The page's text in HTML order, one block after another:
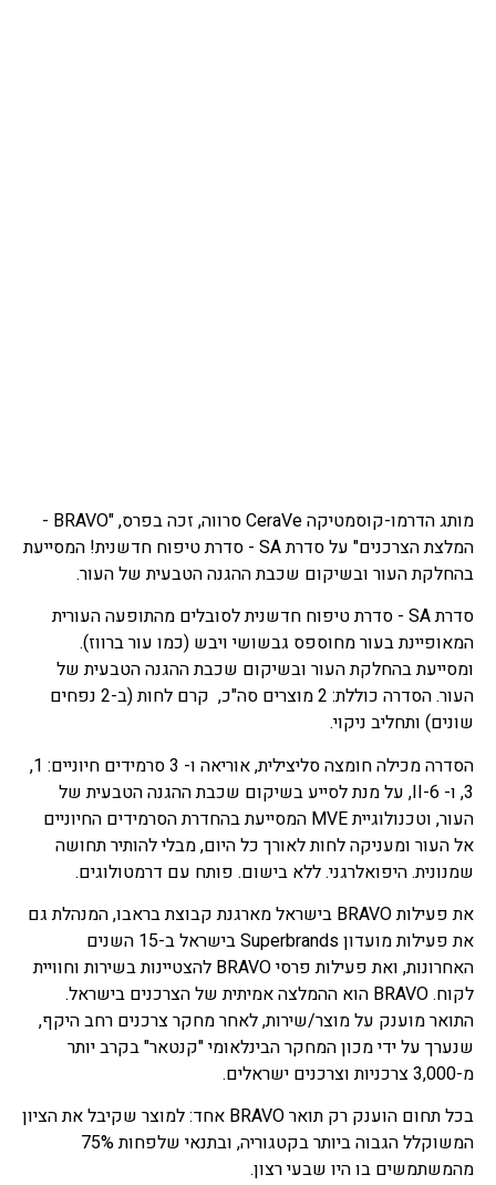
מותג הדרמו-קוסמטיקה CeraVe סרווה, זכה בפרס, "BRAVO -
המלצת הצרכנים" על סדרת SA - סדרת טיפוח חדשנית! המסייעת
בהחלקת העור ובשיקום שכבת ההגנה הטבעית של העור.
סדרת SA - סדרת טיפוח חדשנית לסובלים מהתופעה העורית
המאופיינת בעור מחוספס גבשושי ויבש (כמו עור ברווז).
ומסייעת בהחלקת העור ובשיקום שכבת ההגנה הטבעית של
העור. הסדרה כוללת: 2 מוצרים סה"כ, קרם לחות (ב-2 נפחים
שונים) ותחליב ניקוי.
הסדרה מכילה חומצה סליצילית, אוריאה ו- 3 סרמידים חיוניים: 1,
3, ו- 6-II, על מנת לסייע בשיקום שכבת ההגנה הטבעית של
העור, וטכנולוגיית MVE המסייעת בהחדרת הסרמידים החיוניים
אל העור ומעניקה לחות לאורך כל היום, מבלי להותיר תחושה
שמנונית. היפואלרגני. ללא בישום. פותח עם דרמטולוגים.
את פעילות BRAVO בישראל מארגנת קבוצת בראבו, המנהלת גם
את פעילות מועדון Superbrands בישראל ב-15 השנים
האחרונות, ואת פעילות פרסי BRAVO להצטיינות בשירות וחוויית
לקוח. BRAVO הוא ההמלצה אמיתית של הצרכנים בישראל.
התואר מוענק על מוצר/שירות, לאחר מחקר צרכנים רחב היקף,
שנערך על ידי מכון המחקר הבינלאומי "קנטאר" בקרב יותר
מ-3,000 צרכניות וצרכנים ישראלים.
בכל תחום הוענק רק תואר BRAVO אחד: למוצר שקיבל את הציון
המשוקלל הגבוה ביותר בקטגוריה, ובתנאי שלפחות 75%
מהמשתמשים בו היו שבעי רצון.